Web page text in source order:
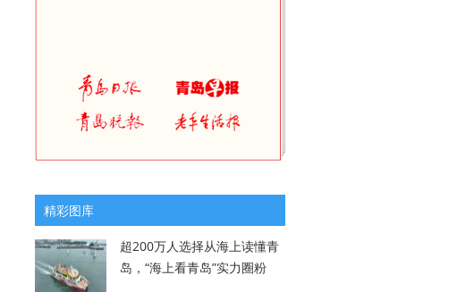
精彩图库
超200万人选择从海上读懂青
岛，“海上看青岛”实力圈粉